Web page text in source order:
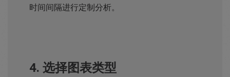
时间间隔进行定制分析。
4. 选择图表类型